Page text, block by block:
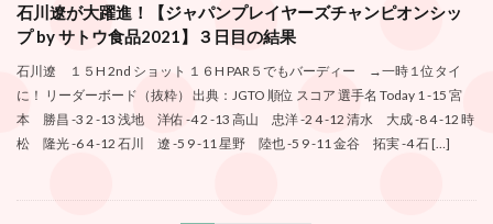
石川遼が大躍進！【ジャパンプレイヤーズチャンピオンシッ
プ by サトウ食品2021】３日目の結果
石川遼 １５H 2nd ショット １６H PAR５でもバーディー →一時１位タイ
に！ リーダーボード（抜粋） 出典：JGTO 順位 スコア 選手名 Today 1 -15 宮
本 勝昌 -3 2 -13 浅地 洋佑 -4 2 -13 高山 忠洋 -2 4 -12 清水 大成 -8 4 -12 時
松 隆光 -6 4 -12 石川 遼 -5 9 -11 星野 陸也 -5 9 -11 金谷 拓実 -4 石 […]